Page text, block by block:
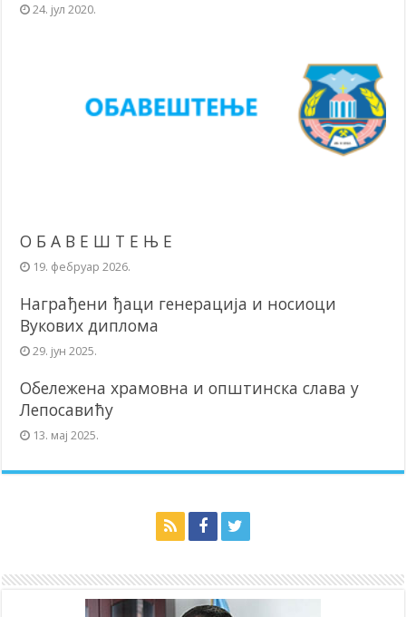
24. јул 2020.
О Б А В Е Ш Т Е Њ Е
19. фебруар 2026.
Награђени ђаци генерација и носиоци
Вукових диплома
29. јун 2025.
Обележена храмовна и општинска слава у
Лепосавићу
13. мај 2025.